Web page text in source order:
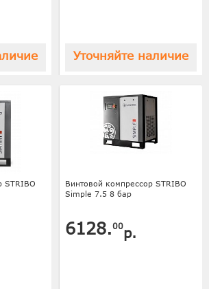
Уточняйте наличие
STRIBO
Винтовой компрессор STRIBO
Simple 7.5 8 бар
6128.00р.